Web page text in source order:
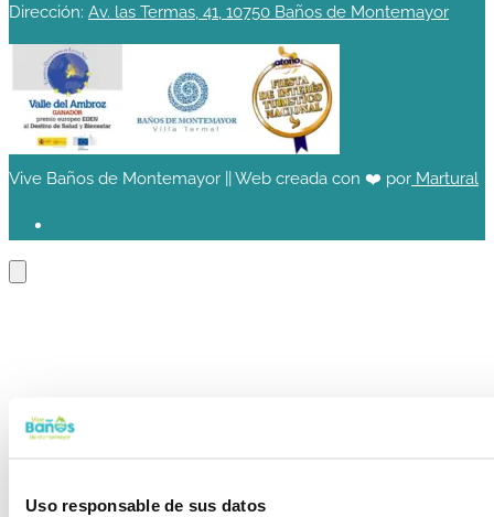
Uso responsable de sus datos
Dirección: Av. las Termas, 41, 10750 Baños de Montemayor
Vive Baños de Montemayor || Web creada con ❤️ por Martural